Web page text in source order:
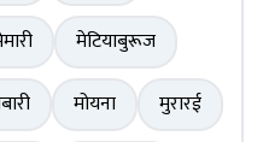
मेटियाबुरूज
मोयना
मुरारई